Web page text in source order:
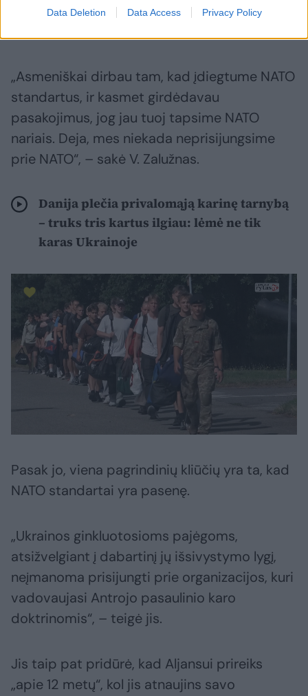
Data Deletion Data Access Privacy Policy
narystės naujose Europos saugumo
„Asmeniškai dirbau tam, kad įdiegtume NATO
standartus, ir kasmet girdėdavau
pasakojimus, jog jau tuoj tapsime NATO
nariais. Deja, mes niekada neprisijungsime
prie NATO“, – sakė V. Zalužnas.
Danija plečia privalomąją karinę tarnybą
– truks tris kartus ilgiau: lėmė ne tik
karas Ukrainoje
Pasak jo, viena pagrindinių kliūčių yra ta, kad
NATO standartai yra pasenę.
„Ukrainos ginkluotosioms pajėgoms,
atsižvelgiant į dabartinį jų išsivystymo lygį,
neįmanoma prisijungti prie organizacijos, kuri
vadovaujasi Antrojo pasaulinio karo
doktrinomis“, – teigė jis.
Jis taip pat pridūrė, kad Aljansui prireiks
„apie 12 metų“, kol jis atnaujins savo